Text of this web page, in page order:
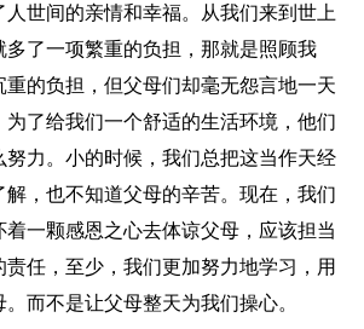
世间的亲情和幸福。从我们来到世上
多了一项繁重的负担，那就是照顾我
的负担，但父母们却毫无怨言地一天
为了给我们一个舒适的生活环境，他们
努力。小的时候，我们总把这当作天经
，也不知道父母的辛苦。现在，我们
一颗感恩之心去体谅父母，应该担当
任，至少，我们更加努力地学习，用
而不是让父母整天为我们操心。